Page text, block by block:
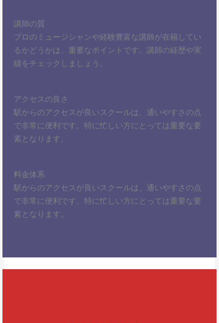
講師の質
プロのミュージシャンや経験豊富な講師が在籍してい
るかどうかは、重要なポイントです。講師の経歴や実
績をチェックしましょう。
アクセスの良さ
駅からのアクセスが良いスクールは、通いやすさの点
で非常に便利です。特に忙しい方にとっては重要な要
素となります。
料金体系
駅からのアクセスが良いスクールは、通いやすさの点
で非常に便利です。特に忙しい方にとっては重要な要
素となります。